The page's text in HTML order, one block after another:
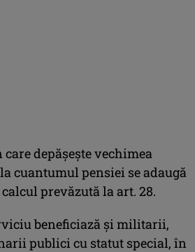
depăşeşte vechimea
cuantumul pensiei se adaugă
calcul prevăzută la art. 28.
beneficiază şi militarii,
publici cu statut special, în